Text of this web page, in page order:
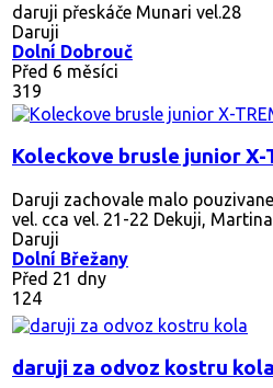
daruji přeskáče Munari vel.28
Daruji
Dolní Dobrouč
Před 6 měsíci
319
Koleckove brusle junior X-
Daruji zachovale malo
vel. cca vel. 21-22 Dekuji, Martina
Daruji
Dolní Břežany
Před 21 dny
124
daruji za odvoz kostru kola